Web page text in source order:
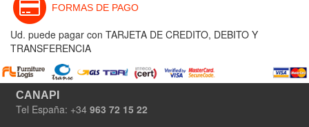
FORMAS DE PAGO
Ud. puede pagar con TARJETA DE CREDITO, DEBITO Y
TRANSFERENCIA
CANAPI
Tel España: +34 963 72 15 22